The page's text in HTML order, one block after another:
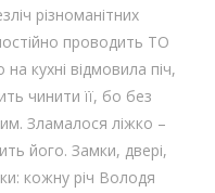
різноманітних
проводить ТО
кухні відмовила піч,
чинити її, бо без
Зламалося ліжко –
його. Замки, двері,
кожну річ Володя